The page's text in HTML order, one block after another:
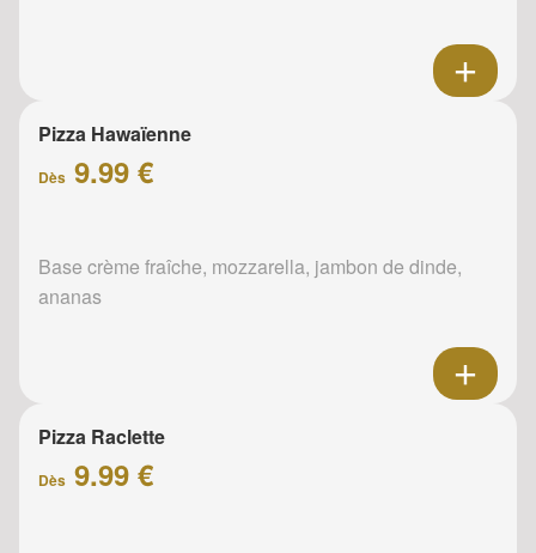
Pizza Hawaïenne
Dès 9.99 €
Base crème fraîche, mozzarella, jambon de dinde,
ananas
Pizza Raclette
Dès 9.99 €